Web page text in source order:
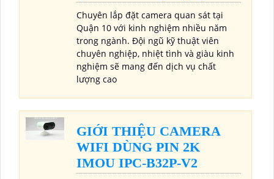
Chuyên lắp đặt camera quan sát tại
Quận 10 với kinh nghiệm nhiều năm
trong ngành. Đội ngũ kỹ thuật viên
chuyên nghiệp, nhiệt tình và giàu kinh
nghiệm sẽ mang đến dịch vụ chất
lượng cao
GIỚI THIỆU CAMERA
WIFI DÙNG PIN 2K
IMOU IPC-B32P-V2